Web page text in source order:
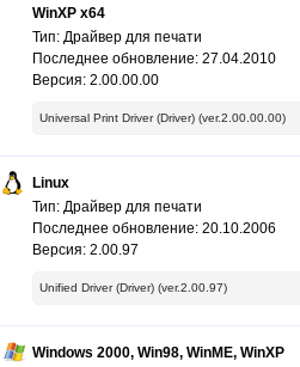
WinXP x64
Тип: Драйвер для печати
Последнее обновление: 27.04.2010
Версия: 2.00.00.00
Universal Print Driver (Driver) (ver.2.00.00.00)
Linux
Тип: Драйвер для печати
Последнее обновление: 20.10.2006
Версия: 2.00.97
Unified Driver (Driver) (ver.2.00.97)
Windows 2000, Win98, WinME, WinXP